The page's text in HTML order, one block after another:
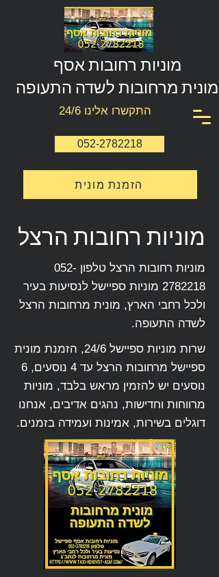
מוניות רחובות אסף
מונית מרחובות לשדה התעופה
התקשרו אלינו 24/6
052-2782218
הזמנת מונית
מוניות רחובות הרצל
מוניות רחובות הרצל טלפון 052-
2782218 מוניות ספיישל לנסיעות בעיר
ולכל רחבי הארץ, מונית מרחובות הרצל
לשדה התעופה.
שרות מוניות ספיישל 24/6, הזמנת מונית
ספיישל מרחובות הרצל עד 4 נוסעים, 6
נוסעים יש להזמין מראש בלבד, מוניות
מרווחות וחדישות, נהגים אדיבים, אנחנו
דוגלים בשירות, אמינות ועמידה בזמנים.